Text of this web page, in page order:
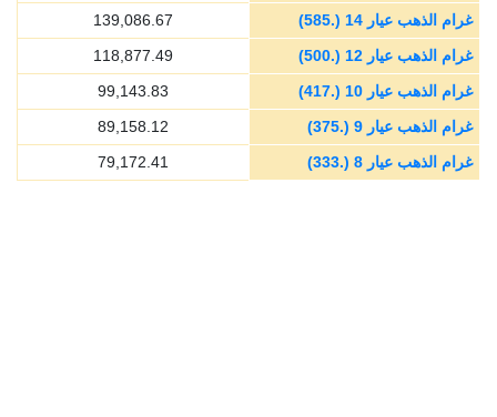
غرام الذهب عيار 14 (.585)
139,086.67
غرام الذهب عيار 12 (.500)
118,877.49
غرام الذهب عيار 10 (.417)
99,143.83
غرام الذهب عيار 9 (.375)
89,158.12
غرام الذهب عيار 8 (.333)
79,172.41